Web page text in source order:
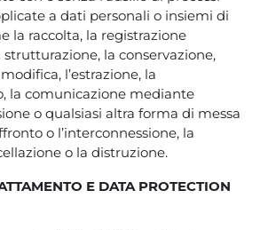
a dati personali o insiemi di
la raccolta, la registrazione
strutturazione, la conservazione,
l’estrazione, la
la comunicazione mediante
o qualsiasi altra forma di messa
o l’interconnessione, la
o la distruzione.
E DATA PROTECTION